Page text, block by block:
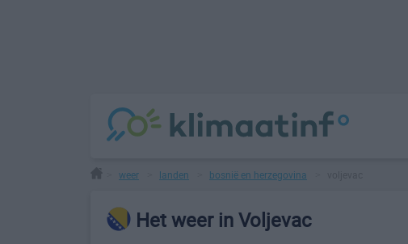
weer landen bosnië en herzegovina
Het weer in Voljevac